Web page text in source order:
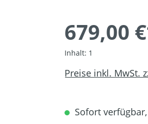
679,00
Inhalt: 1
Preise inkl. MwSt.
Sofort